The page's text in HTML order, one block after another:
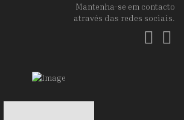
Mantenha-se em contacto
através das redes sociais.